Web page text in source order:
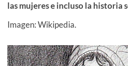
las mujeres e incluso la historia
Imagen: Wikipedia.